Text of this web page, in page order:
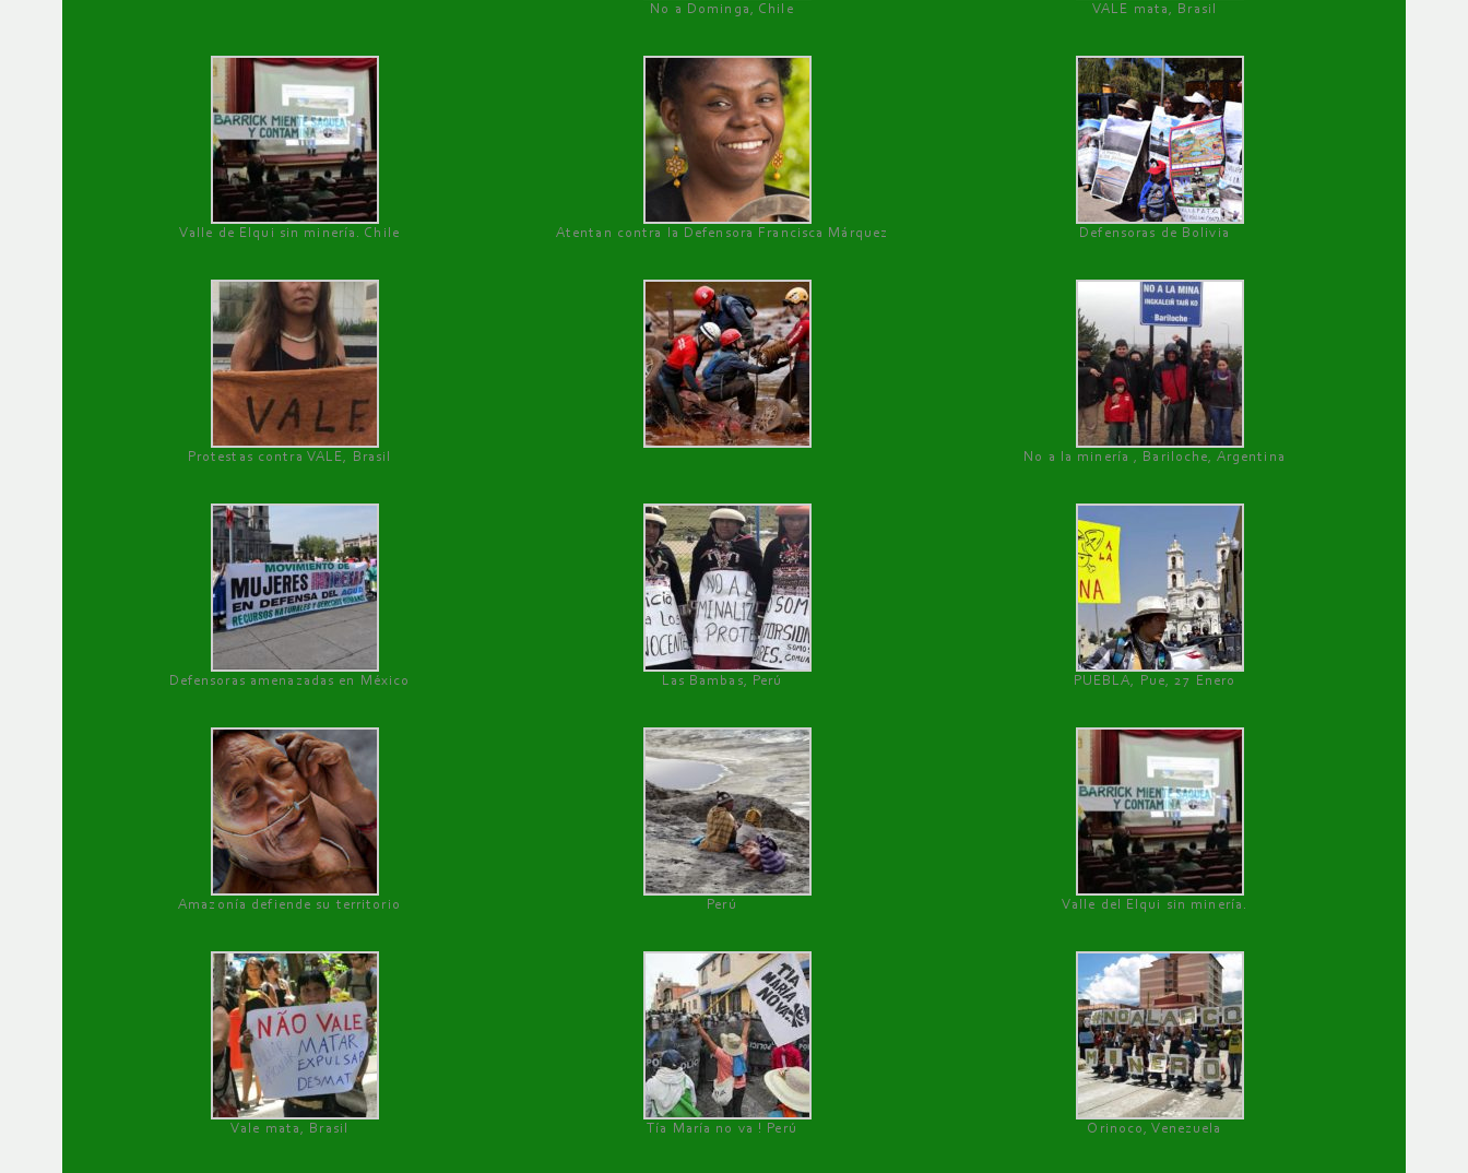
No a Dominga, Chile
VALE mata, Brasil
Valle de Elqui sin minería. Chile Atentan contra la Defensora Francisca Márquez Defensoras de Bolivia
Protestas contra VALE, Brasil No a la minería , Bariloche, Argentina
Defensoras amenazadas en México Las Bambas, Perú PUEBLA, Pue, 27 Enero
Amazonía defiende su territorio Perú Valle del Elqui sin minería.
Vale mata, Brasil Tía María no va ! Perú Orinoco, Venezuela